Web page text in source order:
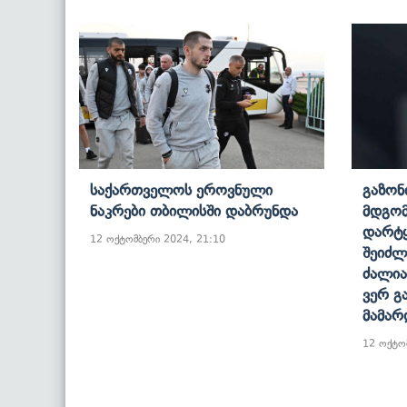
Საქართველოს Ეროვნული
Ნაკრები Თბილისში Დაბრუნდა
12 ოქტომბერი 2024, 21:10
Ვერ
12